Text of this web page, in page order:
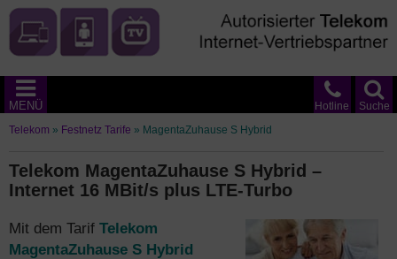
Suche
Hotline
MENÜ
Telekom » Festnetz Tarife » MagentaZuhause S Hybrid
Telekom MagentaZuhause S Hybrid –
Internet 16 MBit/s plus LTE-Turbo
Mit dem Tarif Telekom
MagentaZuhause S Hybrid